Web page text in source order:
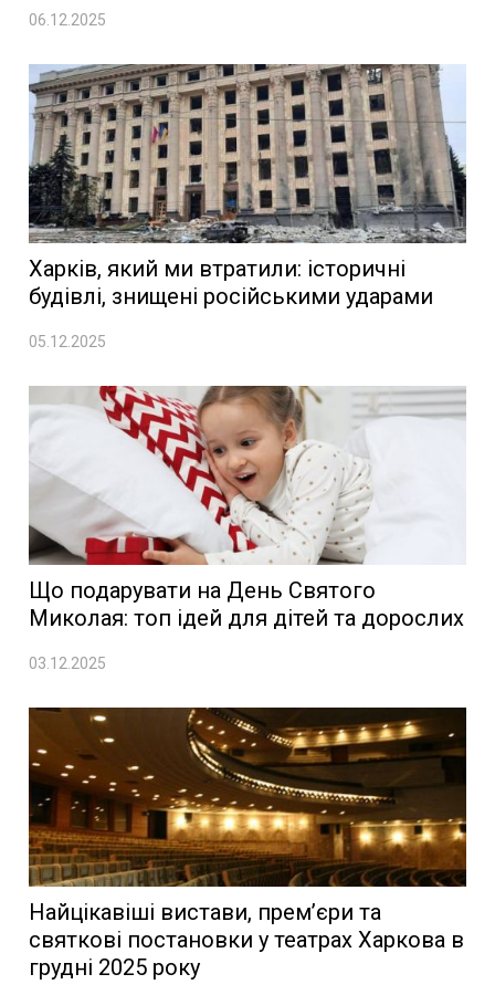
06.12.2025
Харків, який ми втратили: історичні
будівлі, знищені російськими ударами
05.12.2025
Що подарувати на День Святого
Миколая: топ ідей для дітей та дорослих
03.12.2025
Найцікавіші вистави, прем’єри та
святкові постановки у театрах Харкова в
грудні 2025 року